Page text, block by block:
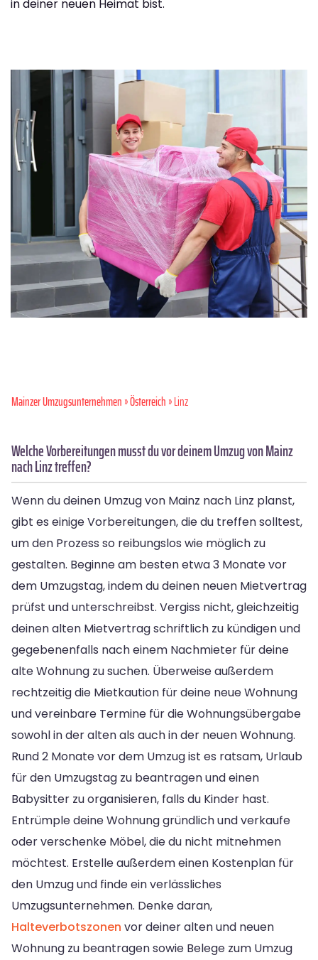
in deiner neuen Heimat bist.
Mainzer Umzugsunternehmen»Österreich» Linz
Welche Vorbereitungen musst du vor deinem Umzug von Mainz
nach Linz treffen?
Wenn du deinen Umzug von Mainz nach Linz planst,
gibt es einige Vorbereitungen, die du treffen solltest,
um den Prozess so reibungslos wie möglich zu
gestalten. Beginne am besten etwa 3 Monate vor
dem Umzugstag, indem du deinen neuen Mietvertrag
prüfst und unterschreibst. Vergiss nicht, gleichzeitig
deinen alten Mietvertrag schriftlich zu kündigen und
gegebenenfalls nach einem Nachmieter für deine
alte Wohnung zu suchen. Überweise außerdem
rechtzeitig die Mietkaution für deine neue Wohnung
und vereinbare Termine für die Wohnungsübergabe
sowohl in der alten als auch in der neuen Wohnung.
Rund 2 Monate vor dem Umzug ist es ratsam, Urlaub
für den Umzugstag zu beantragen und einen
Babysitter zu organisieren, falls du Kinder hast.
Entrümple deine Wohnung gründlich und verkaufe
oder verschenke Möbel, die du nicht mitnehmen
möchtest. Erstelle außerdem einen Kostenplan für
den Umzug und finde ein verlässliches
Umzugsunternehmen. Denke daran,
Halteverbotszonen vor deiner alten und neuen
Wohnung zu beantragen sowie Belege zum Umzug